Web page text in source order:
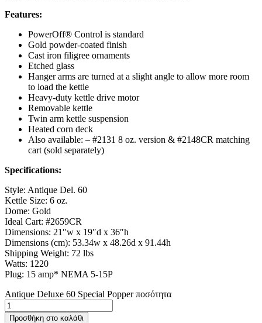
Features:
PowerOff® Control is standard
Gold powder-coated finish
Cast iron filigree ornaments
Etched glass
Hanger arms are turned at a slight angle to allow more room
to load the kettle
Heavy-duty kettle drive motor
Removable kettle
Twin arm kettle suspension
Heated corn deck
Also available: – #2131 8 oz. version & #2148CR matching
cart (sold separately)
Specifications:
Style: Antique Del. 60
Kettle Size: 6 oz.
Dome: Gold
Ideal Cart: #2659CR
Dimensions: 21″w x 19″d x 36″h
Dimensions (cm): 53.34w x 48.26d x 91.44h
Shipping Weight: 72 lbs
Watts: 1220
Plug: 15 amp* NEMA 5-15P
Antique Deluxe 60 Special Popper ποσότητα
Προσθήκη στο καλάθι